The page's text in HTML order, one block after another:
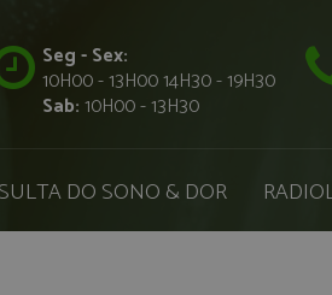
Seg - Sex:
10H00 - 13H00 14H30 - 19H30
Sab:10H00 - 13H30
DO SONO & DOR